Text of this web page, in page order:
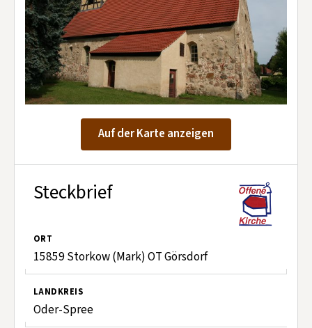
Infobrief abonnieren
Kontakt aufnehmen
Mitglied werden
Förderung & Spenden
Über uns +
Auf der Karte anzeigen
Steckbrief
ORT
15859 Storkow (Mark) OT Görsdorf
LANDKREIS
Oder-Spree